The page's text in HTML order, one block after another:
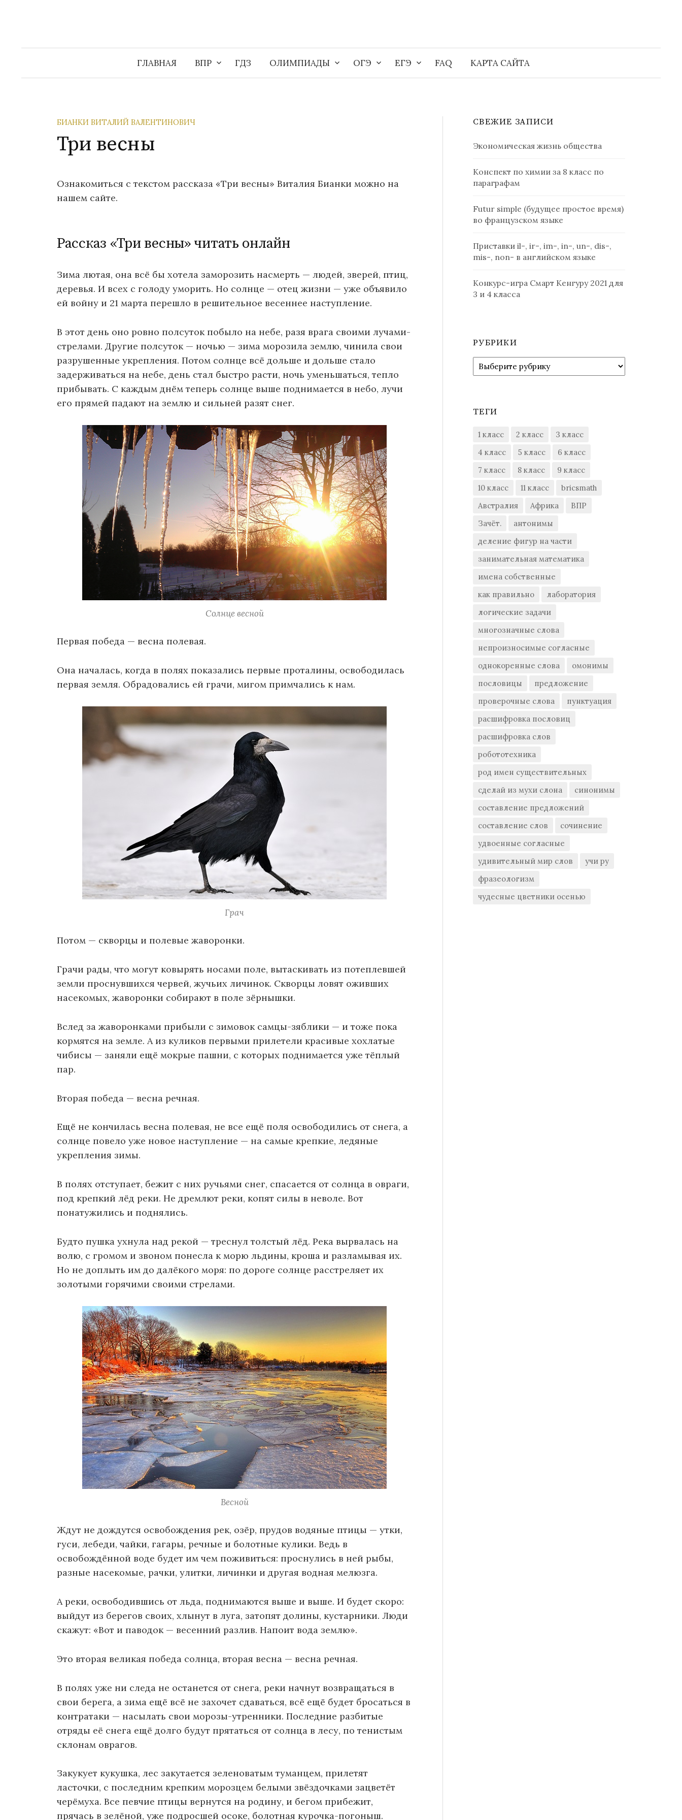
ГЛАВНАЯ ВПР ГДЗ ОЛИМПИАДЫ ОГЭ ЕГЭ FAQ КАРТА САЙТА
Найти:
БИАНКИ ВИТАЛИЙ ВАЛЕНТИНОВИЧ
Три весны
Ознакомиться с текстом рассказа «Три весны» Виталия Бианки можно на
нашем сайте.
Рассказ «Три весны» читать онлайн
Зима лютая, она всё бы хотела заморозить насмерть — людей, зверей, птиц,
деревья. И всех с голоду уморить. Но солнце — отец жизни — уже объявило
ей войну и 21 марта перешло в решительное весеннее наступление.
В этот день оно ровно полсуток побыло на небе, разя врага своими лучами-
стрелами. Другие полсуток — ночью — зима морозила землю, чинила свои
разрушенные укрепления. Потом солнце всё дольше и дольше стало
задерживаться на небе, день стал быстро расти, ночь уменьшаться, тепло
прибывать. С каждым днём теперь солнце выше поднимается в небо, лучи
его прямей падают на землю и сильней разят снег.
Солнце весной
Первая победа — весна полевая.
Она началась, когда в полях показались первые проталины, освободилась
первая земля. Обрадовались ей грачи, мигом примчались к нам.
Грач
Потом — скворцы и полевые жаворонки.
Грачи рады, что могут ковырять носами поле, вытаскивать из потеплевшей
земли проснувшихся червей, жучьих личинок. Скворцы ловят оживших
насекомых, жаворонки собирают в поле зёрнышки.
Вслед за жаворонками прибыли с зимовок самцы-зяблики — и тоже пока
кормятся на земле. А из куликов первыми прилетели красивые хохлатые
чибисы — заняли ещё мокрые пашни, с которых поднимается уже тёплый
пар.
Вторая победа — весна речная.
Ещё не кончилась весна полевая, не все ещё поля освободились от снега, а
солнце повело уже новое наступление — на самые крепкие, ледяные
укрепления зимы.
В полях отступает, бежит с них ручьями снег, спасается от солнца в овраги,
под крепкий лёд реки. Не дремлют реки, копят силы в неволе. Вот
понатужились и поднялись.
Будто пушка ухнула над рекой — треснул толстый лёд. Река вырвалась на
волю, с громом и звоном понесла к морю льдины, кроша и разламывая их.
Но не доплыть им до далёкого моря: по дороге солнце расстреляет их
золотыми горячими своими стрелами.
Весной
Ждут не дождутся освобождения рек, озёр, прудов водяные птицы — утки,
гуси, лебеди, чайки, гагары, речные и болотные кулики. Ведь в
освобождённой воде будет им чем поживиться: проснулись в ней рыбы,
разные насекомые, рачки, улитки, личинки и другая водная мелюзга.
А реки, освободившись от льда, поднимаются выше и выше. И будет скоро:
выйдут из берегов своих, хлынут в луга, затопят долины, кустарники. Люди
скажут: «Вот и паводок — весенний разлив. Напоит вода землю».
Это вторая великая победа солнца, вторая весна — весна речная.
В полях уже ни следа не останется от снега, реки начнут возвращаться в
свои берега, а зима ещё всё не захочет сдаваться, всё ещё будет бросаться в
контратаки — насылать свои морозы-утренники. Последние разбитые
отряды её снега ещё долго будут прятаться от солнца в лесу, по тенистым
склонам оврагов.
Закукует кукушка, лес закутается зеленоватым туманцем, прилетят
ласточки, с последним крепким морозцем белыми звёздочками зацветёт
черёмуха. Все певчие птицы вернутся на родину, и бегом прибежит,
прячась в зелёной, уже подросшей осоке, болотная курочка-погоныш.
СВЕЖИЕ ЗАПИСИ
Экономическая жизнь общества
Конспект по химии за 8 класс по
параграфам
Futur simple (будущее простое время)
во французском языке
Приставки il-, ir-, im-, in-, un-, dis-,
mis-, non- в английском языке
Конкурс-игра Смарт Кенгуру 2021 для
3 и 4 класса
РУБРИКИ
Рубрики
ТЕГИ
1 класс 2 класс
3 класс
4 класс
5 класс
6 класс
7 класс
8 класс
9 класс
10 класс
11 класс
bricsmath
Австралия
Африка
ВПР
Зачёт.
антонимы
деление фигур на части
занимательная математика
имена собственные
как правильно
лаборатория
логические задачи
многозначные слова
непроизносимые согласные
однокоренные слова
омонимы
пословицы
предложение
проверочные слова
пунктуация
расшифровка пословиц
расшифровка слов
робототехника
род имен существительных
сделай из мухи слона
синонимы
составление предложений
составление слов
сочинение
удвоенные согласные
удивительный мир слов
учи ру
фразеологизм
чудесные цветники осенью